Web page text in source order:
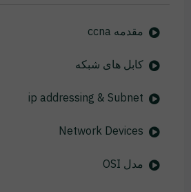
مقدمه ccna
کابل های شبکه
ip addressing & Subnet
Network Devices
مدل OSI